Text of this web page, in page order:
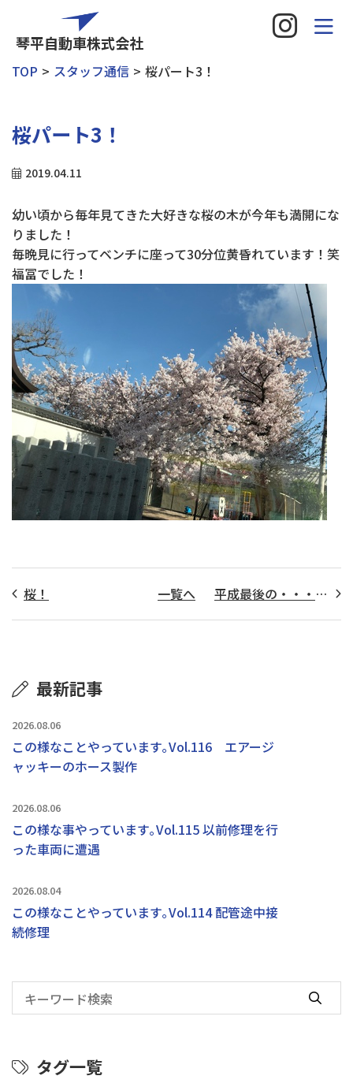
琴平自動車株式会社
TOP スタッフ通信 桜パート3！
桜パート3！
2019.04.11
幼い頃から毎年見てきた大好きな桜の木が今年も満開にな
りました！
毎晩見に行ってベンチに座って30分位黄昏れています！笑
福冨でした！
桜！ 一覧へ 平成最後の・・・・・・
最新記事
2026.08.06
この様なことやっています｡Vol.116 エアージ
ャッキーのホース製作
2026.08.06
この様な事やっています｡Vol.115 以前修理を行
った車両に遭遇
2026.08.04
この様なことやっています｡Vol.114 配管途中接
続修理
タグ一覧